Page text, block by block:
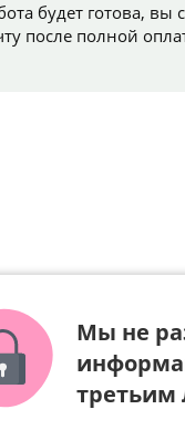
будет готова, вы
после полной
Мы не